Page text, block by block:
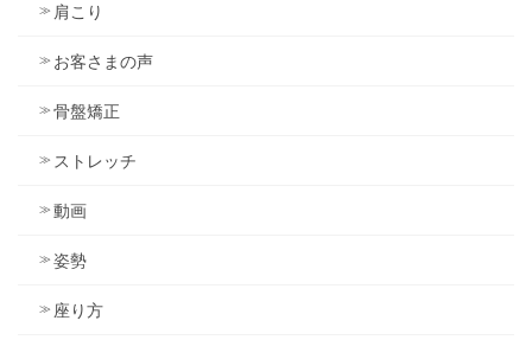
肩こり
お客さまの声
骨盤矯正
ストレッチ
動画
姿勢
座り方